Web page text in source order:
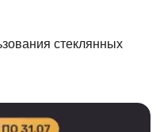
стеклянных